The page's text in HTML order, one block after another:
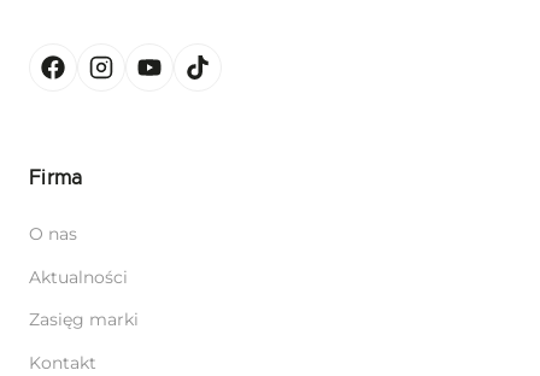
Firma
O nas
Aktualności
Zasięg marki
Kontakt